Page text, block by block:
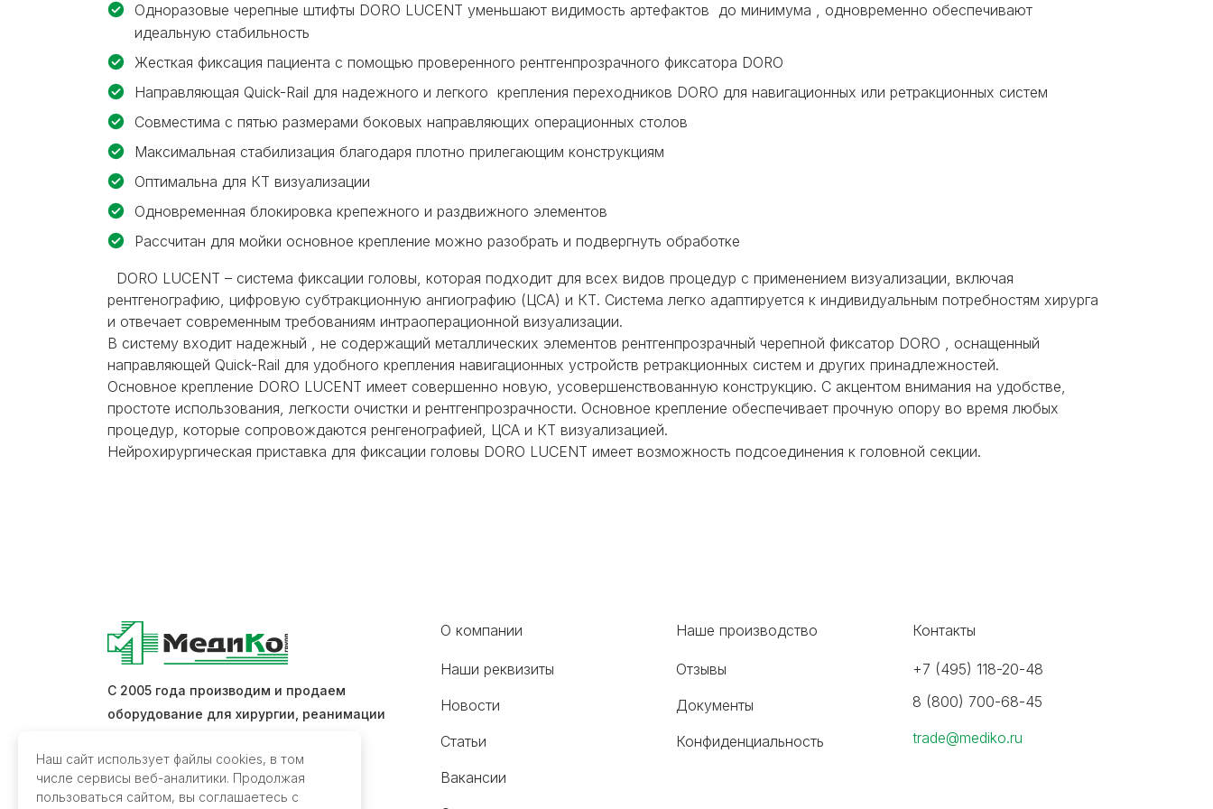
Одноразовые черепные штифты DORO LUCENT уменьшают видимость артефактов до минимума , одновременно обеспечивают
идеальную стабильность
Жесткая фиксация пациента с помощью проверенного рентгенпрозрачного фиксатора DORO
Направляющая Quick-Rail для надежного и легкого крепления переходников DORO для навигационных или ретракционных систем
Совместима с пятью размерами боковых направляющих операционных столов
Максимальная стабилизация благодаря плотно прилегающим конструкциям
Оптимальна для КТ визуализации
Одновременная блокировка крепежного и раздвижного элементов
Рассчитан для мойки основное крепление можно разобрать и подвергнуть обработке
DORO LUCENT – система фиксации головы, которая подходит для всех видов процедур с применением визуализации, включая
рентгенографию, цифровую субтракционную ангиографию (ЦСА) и КТ. Система легко адаптируется к индивидуальным потребностям хирурга
и отвечает современным требованиям интраоперационной визуализации.
В систему входит надежный , не содержащий металлических элементов рентгенпрозрачный черепной фиксатор DORO , оснащенный
направляющей Quick-Rail для удобного крепления навигационных устройств ретракционных систем и других принадлежностей.
Основное крепление DORO LUCENT имеет совершенно новую, усовершенствованную конструкцию. С акцентом внимания на удобстве,
простоте использования, легкости очистки и рентгенпрозрачности. Основное крепление обеспечивает прочную опору во время любых
процедур, которые сопровождаются ренгенографией, ЦСА и КТ визуализацией.
Нейрохирургическая приставка для фиксации головы DORO LUCENT имеет возможность подсоединения к головной секции.
С 2005 года производим и продаем
оборудование для хирургии, реанимации
Обратная связь
О компании
Наши реквизиты
Новости
Статьи
Вакансии
Наше производство
Отзывы
Документы
Конфиденциальность
Контакты
+7 (495) 118-20-48
8 (800) 700-68-45
trade@mediko.ru
Наш сайт использует файлы cookies, в том
числе сервисы веб-аналитики. Продолжая
пользоваться сайтом, вы соглашаетесь с